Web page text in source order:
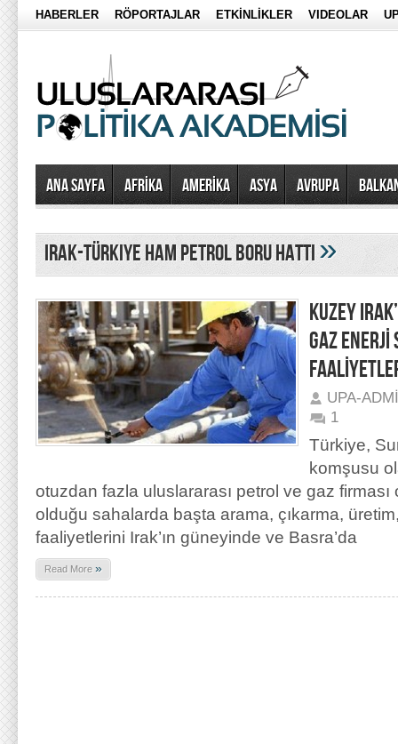
HABERLER RÖPORTAJLAR ETKİNLİKLER VIDEOLAR
Ana Sayfa AFRİKA AMERİKA ASYA AVRUPA
Irak-Türkiye Ham Petrol Boru Hattı»
KUZEY
GAZ ENERJİ
UPA-
1
Türkiye,
komşusu
otuzdan fazla uluslararası petrol ve gaz
olduğu sahalarda başta arama, çıkarma,
faaliyetlerini Irak’ın güneyinde ve Basra’da
Read More »